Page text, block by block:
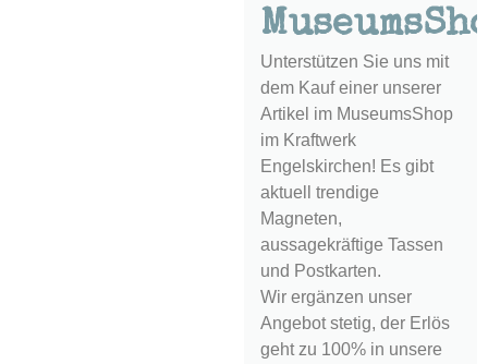
Unterstützen Sie uns mit
dem Kauf einer unserer
Artikel im MuseumsShop
im Kraftwerk
Engelskirchen! Es gibt
aktuell trendige
Magneten,
aussagekräftige Tassen
und Postkarten.
Wir ergänzen unser
Angebot stetig, der Erlös
geht zu 100% in unsere